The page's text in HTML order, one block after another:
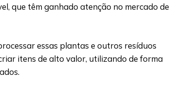
que têm ganhado atenção no mercado de
essas plantas e outros resíduos
itens de alto valor, utilizando de forma